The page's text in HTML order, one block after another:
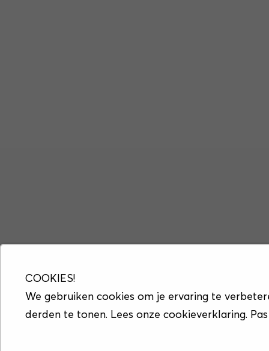
COOKIES!
We gebruiken cookies om je ervaring te
derden te tonen. Lees onze cookieverklaring.